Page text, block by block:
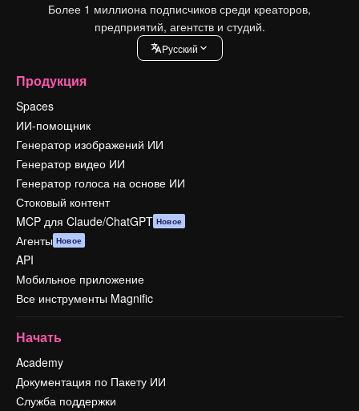
Более 1 миллиона подписчиков среди креаторов,
предприятий, агентств и студий.
Pусский
Продукция
Spaces
ИИ-помощник
Генератор изображений ИИ
Генератор видео ИИ
Генератор голоса на основе ИИ
Стоковый контент
MCP для Claude/ChatGPT Новое
Агенты Новое
API
Мобильное приложение
Все инструменты Magnific
Начать
Academy
Документация по Пакету ИИ
Служба поддержки